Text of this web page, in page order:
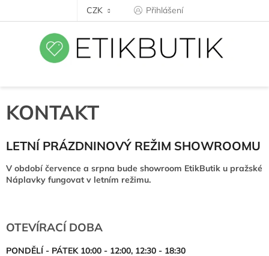
CZK Přihlášení
KONTAKT
LETNÍ PRÁZDNINOVÝ REŽIM SHOWROOMU
V období července a srpna bude showroom EtikButik u pražské
Náplavky fungovat v letním režimu.
OTEVÍRACÍ DOBA
PONDĚLÍ - PÁTEK 10:00 - 12:00, 12:30 - 18:30